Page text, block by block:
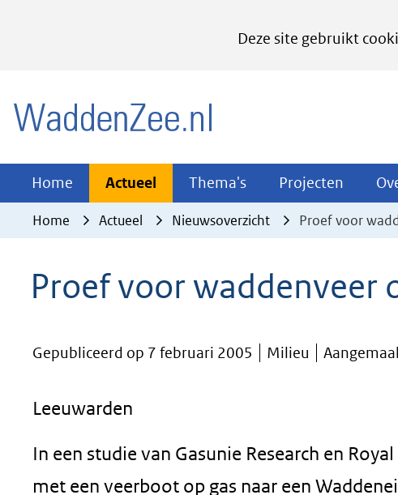
Deze site gebruikt
het
cookies
website
worden
Home Actueel Actueel
Uitklappen
Thema's Thema's
Uitklappen
Projecten Projecten
Home Actueel Nieuwsoverzicht Proef voor
Proef voor waddenveer
Gepubliceerd op 7 februari 2005 Milieu
Leeuwarden
In een studie van Gasunie Research en
met een veerboot op gas naar een